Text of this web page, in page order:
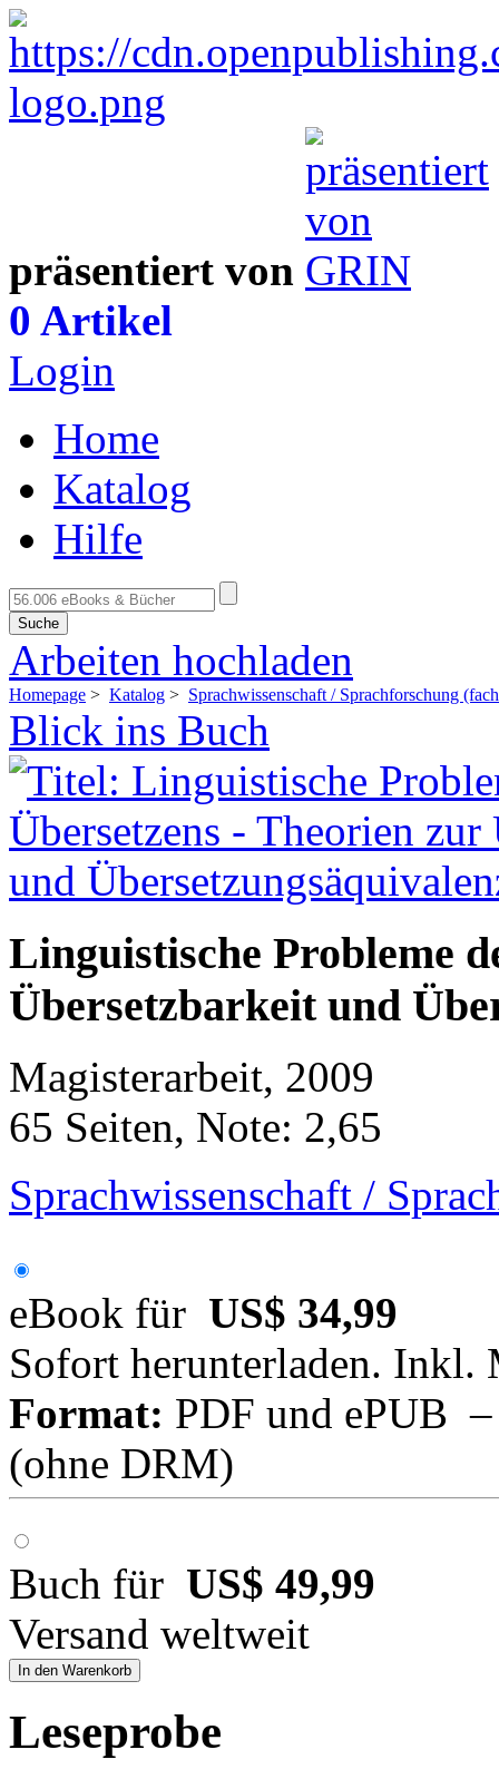
präsentiert von
0 Artikel
Login
Home
Katalog
Hilfe
Suche
Arbeiten hochladen
Homepage > Katalog > Sprachwissenschaft / Sprachforschung
Blick ins Buch
Linguistische Probleme
Übersetzbarkeit und
Magisterarbeit, 2009
65 Seiten, Note: 2,65
Sprachwissenschaft /
eBook für US$ 34,99
Sofort herunterladen. Inkl.
Format: PDF und ePUB
(ohne DRM)
Buch für US$ 49,99
Versand weltweit
In den Warenkorb
Leseprobe